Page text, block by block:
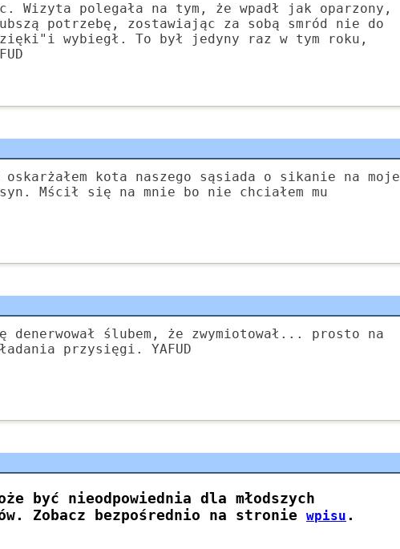
Wizyta polegała na tym, że wpadł jak oparzony,
potrzebę, zostawiając za sobą smród nie do
wybiegł. To był jedyny raz w tym roku,
kota naszego sąsiada o sikanie na moje
Mścił się na mnie bo nie chciałem mu
ślubem, że zwymiotował... prosto na
przysięgi. YAFUD